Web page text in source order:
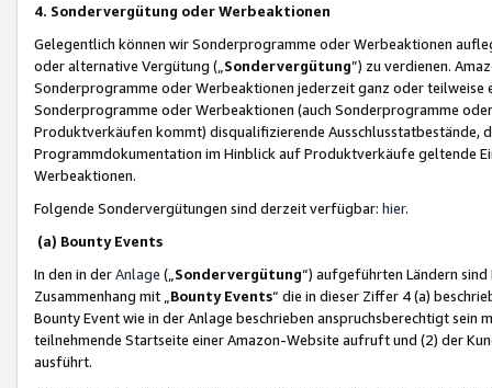
4. Sondervergütung oder Werbeaktionen
Gelegentlich können wir Sonderprogramme oder Werbeaktionen
oder alternative Vergütung („ Sondervergütung”) zu verdienen.
Sonderprogramme oder Werbeaktionen jederzeit ganz oder
Sonderprogramme oder Werbeaktionen (auch Sonderprogramme
Produktverkäufen kommt) disqualifizierende Ausschlusstatbestände,
Programmdokumentation im Hinblick auf Produktverkäufe geltende
Werbeaktionen.
Folgende Sondervergütungen sind derzeit verfügbar: hier.
(a) Bounty Events
In den in derAnlage („ Sondervergütung“) aufgeführten Ländern
Zusammenhang mit „ Bounty Events“ die in dieser Ziffer 4 (a)
Bounty Event wie in der Anlage beschrieben anspruchsberechtigt sein
teilnehmende Startseite einer Amazon-Website aufruft und (2) der
ausführt.